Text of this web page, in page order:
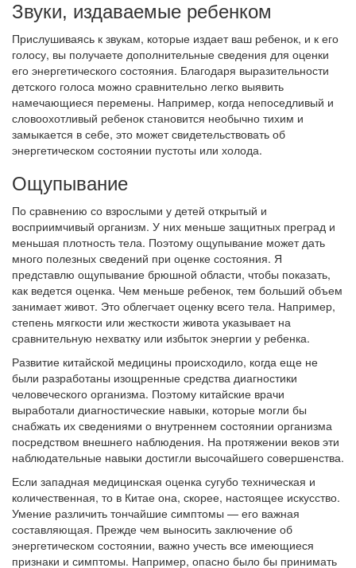
Звуки, издаваемые ребенком
Прислушиваясь к звукам, которые издает ваш ребенок, и к его
голосу, вы получаете дополнительные сведения для оценки
его энергетического состояния. Благодаря выразительности
детского голоса можно сравнительно легко выявить
намечающиеся перемены. Например, когда непоседливый и
словоохотливый ребенок становится необычно тихим и
замыкается в себе, это может свидетельствовать об
энергетическом состоянии пустоты или холода.
Ощупывание
По сравнению со взрослыми у детей открытый и
восприимчивый организм. У них меньше защитных преград и
меньшая плотность тела. Поэтому ощупывание может дать
много полезных сведений при оценке состояния. Я
представлю ощупывание брюшной области, чтобы показать,
как ведется оценка. Чем меньше ребенок, тем больший объем
занимает живот. Это облегчает оценку всего тела. Например,
степень мягкости или жесткости живота указывает на
сравнительную нехватку или избыток энергии у ребенка.
Развитие китайской медицины происходило, когда еще не
были разработаны изощренные средства диагностики
человеческого организма. Поэтому китайские врачи
выработали диагностические навыки, которые могли бы
снабжать их сведениями о внутреннем состоянии организма
посредством внешнего наблюдения. На протяжении веков эти
наблюдательные навыки достигли высочайшего совершенства.
Если западная медицинская оценка сугубо техническая и
количественная, то в Китае она, скорее, настоящее искусство.
Умение различить тончайшие симптомы — его важная
составляющая. Прежде чем выносить заключение об
энергетическом состоянии, важно учесть все имеющиеся
признаки и симптомы. Например, опасно было бы принимать